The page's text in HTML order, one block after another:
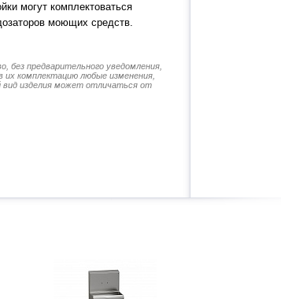
могут комплектоваться
моющих средств.
без предварительного уведомления,
их комплектацию любые изменения,
изделия может отличаться от